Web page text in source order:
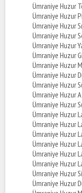
Ümraniye Huzur
Ümraniye Huzur
Ümraniye Huzur
Ümraniye Huzur
Ümraniye Huzur
Ümraniye Huzur
Ümraniye Huzur
Ümraniye Huzur
Ümraniye Huzur
Ümraniye Huzur
Ümraniye Huzur
Ümraniye Huzur
Ümraniye Huzur
Ümraniye Huzur
Ümraniye Huzur
Ümraniye Huzur
Ümraniye Huzur
Ümraniye Huzur
Ümraniye Huzur